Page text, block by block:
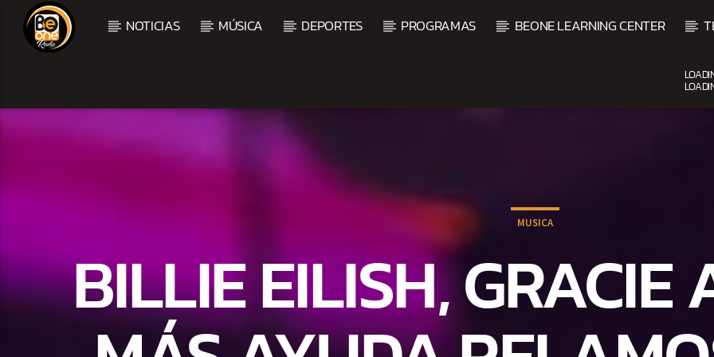
NOTICIAS MÚSICA DEPORTES PROGRAMAS BEONE LEARNING CENTER
TITLE
MUSICA
BILLIE EILISH,